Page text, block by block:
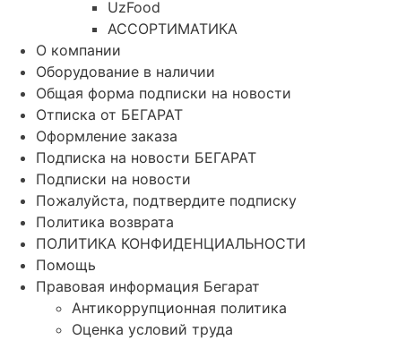
UzFood
АССОРТИМАТИКА
О компании
Оборудование в наличии
Общая форма подписки на новости
Отписка от БЕГАРАТ
Оформление заказа
Подписка на новости БЕГАРАТ
Подписки на новости
Пожалуйста, подтвердите подписку
Политика возврата
ПОЛИТИКА КОНФИДЕНЦИАЛЬНОСТИ
Помощь
Правовая информация Бегарат
Антикоррупционная политика
Оценка условий труда